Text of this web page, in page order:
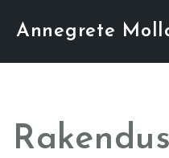
Annegrete